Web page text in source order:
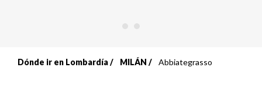
Dónde ir en Lombardía MILÁN Abbiategrasso